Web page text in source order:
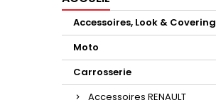
Accessoires, Look & Covering
Moto
Carrosserie
Accessoires RENAULT